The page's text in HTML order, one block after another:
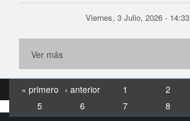
Viernes, 3 Julio, 2026 - 14:33
Ver más
« primero ‹ anterior 1 2
5
6 7 8